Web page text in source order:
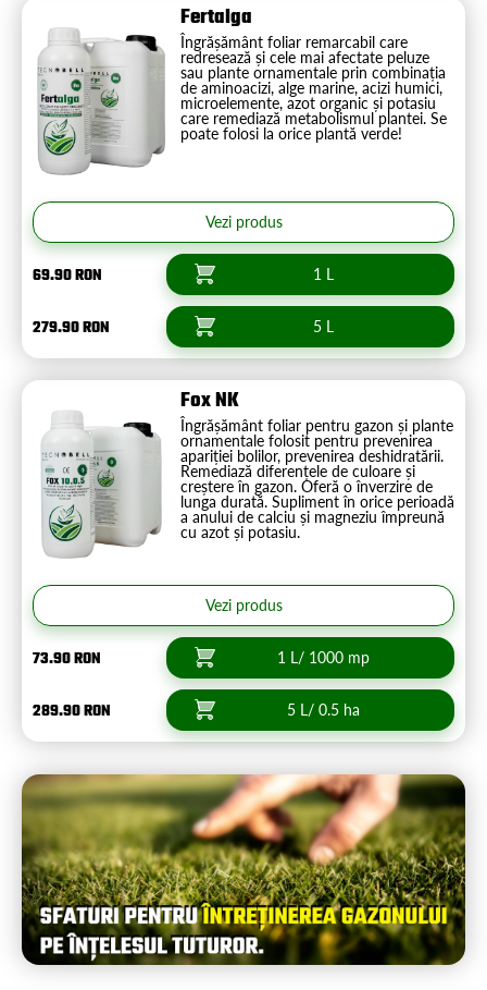
Fertalga
Îngrășământ foliar remarcabil care
redresează și cele mai afectate peluze
sau plante ornamentale prin combinația
de aminoacizi, alge marine, acizi humici,
microelemente, azot organic și potasiu
care remediază metabolismul plantei. Se
poate folosi la orice plantă verde!
Vezi produs
69.90 RON 1 L
279.90 RON 5 L
Fox NK
Îngrășământ foliar pentru gazon și plante
ornamentale folosit pentru prevenirea
apariției bolilor, prevenirea deshidratării.
Remediază diferențele de culoare și
creștere în gazon. Oferă o înverzire de
lunga durată. Supliment în orice perioadă
a anului de calciu și magneziu împreună
cu azot și potasiu.
Vezi produs
73.90 RON 1 L/ 1000 mp
289.90 RON 5 L/ 0.5 ha